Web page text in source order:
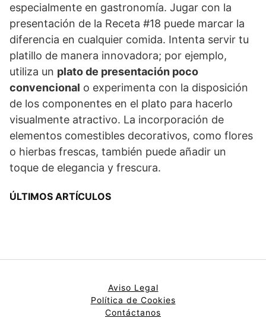
especialmente en gastronomía. Jugar con la
presentación de la Receta #18 puede marcar la
diferencia en cualquier comida. Intenta servir tu
platillo de manera innovadora; por ejemplo,
utiliza un plato de presentación poco
convencional o experimenta con la disposición
de los componentes en el plato para hacerlo
visualmente atractivo. La incorporación de
elementos comestibles decorativos, como flores
o hierbas frescas, también puede añadir un
toque de elegancia y frescura.
ÚLTIMOS ARTÍCULOS
Aviso Legal
Política de Cookies
Contáctanos